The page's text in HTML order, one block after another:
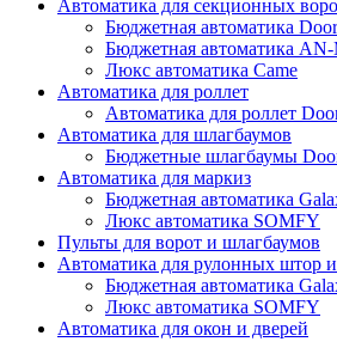
Автоматика для секционных
Бюджетная автоматика
Бюджетная автоматика
Люкс автоматика Came
Автоматика для роллет
Автоматика для роллет
Автоматика для шлагбаумов
Бюджетные шлагбаумы
Автоматика для маркиз
Бюджетная автоматика
Люкс автоматика SOMFY
Пульты для ворот и шлагбаумов
Автоматика для рулонных штор
Бюджетная автоматика
Люкс автоматика SOMFY
Автоматика для окон и дверей